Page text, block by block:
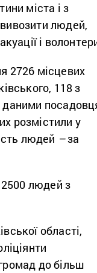
міста і з
людей,
і
2726 місцевих
118 з
даними
розмістили у
людей –за
людей з
області,
до більш